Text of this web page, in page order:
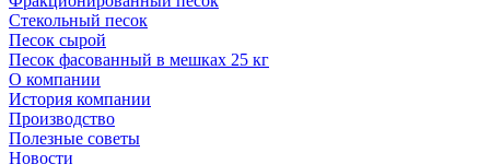
Стекольный песок
Песок сырой
Песок фасованный в мешках 25 кг
О компании
История компании
Производство
Полезные советы
Новости